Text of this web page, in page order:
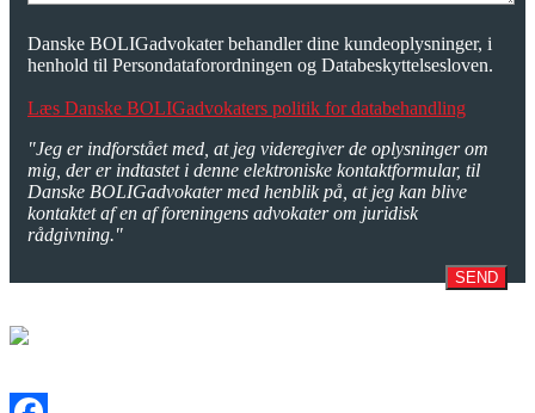
Danske BOLIGadvokater behandler dine kundeoplysninger, i
henhold til Persondataforordningen og Databeskyttelsesloven.
Læs Danske BOLIGadvokaters politik for databehandling
"Jeg er indforstået med, at jeg videregiver de oplysninger om
mig, der er indtastet i denne elektroniske kontaktformular, til
Danske BOLIGadvokater med henblik på, at jeg kan blive
kontaktet af en af foreningens advokater om juridisk
rådgivning."
SEND